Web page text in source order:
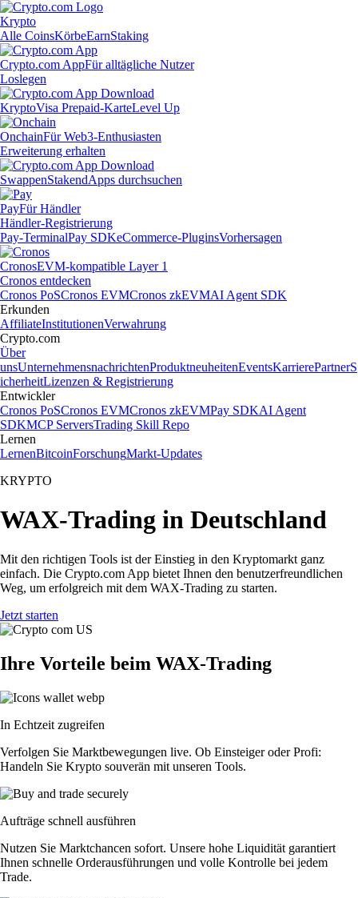
Krypto
Alle CoinsKörbeEarnStaking
Crypto.com AppFür alltägliche Nutzer
Loslegen
KryptoVisa Prepaid-KarteLevel Up
OnchainFür Web3-Enthusiasten
Erweiterung erhalten
SwappenStakendApps durchsuchen
PayFür Händler
Händler-Registrierung
Pay-TerminalPay SDKeCommerce-PluginsVorhersagen
CronosEVM-kompatible Layer 1
Cronos entdecken
Cronos PoSCronos EVMCronos zkEVMAI Agent SDK
Erkunden
AffiliateInstitutionenVerwahrung
Crypto.com
Über
unsUnternehmensnachrichtenProduktneuheitenEventsKarrierePartnerS
icherheitLizenzen & Registrierung
Entwickler
Cronos PoSCronos EVMCronos zkEVMPay SDKAI Agent
SDKMCP ServersTrading Skill Repo
Lernen
LernenBitcoinForschungMarkt-Updates
KRYPTO
WAX-Trading in Deutschland
Mit den richtigen Tools ist der Einstieg in den Kryptomarkt ganz
einfach. Die Crypto.com App bietet Ihnen den benutzerfreundlichen
Weg, um erfolgreich mit dem WAX-Trading zu starten.
Jetzt starten
Ihre Vorteile beim WAX-Trading
In Echtzeit zugreifen
Verfolgen Sie Marktbewegungen live. Ob Einsteiger oder Profi:
Handeln Sie Krypto souverän mit unseren Tools.
Aufträge schnell ausführen
Nutzen Sie Marktchancen sofort. Unsere hohe Liquidität garantiert
Ihnen schnelle Orderausführungen und volle Kontrolle bei jedem
Trade.